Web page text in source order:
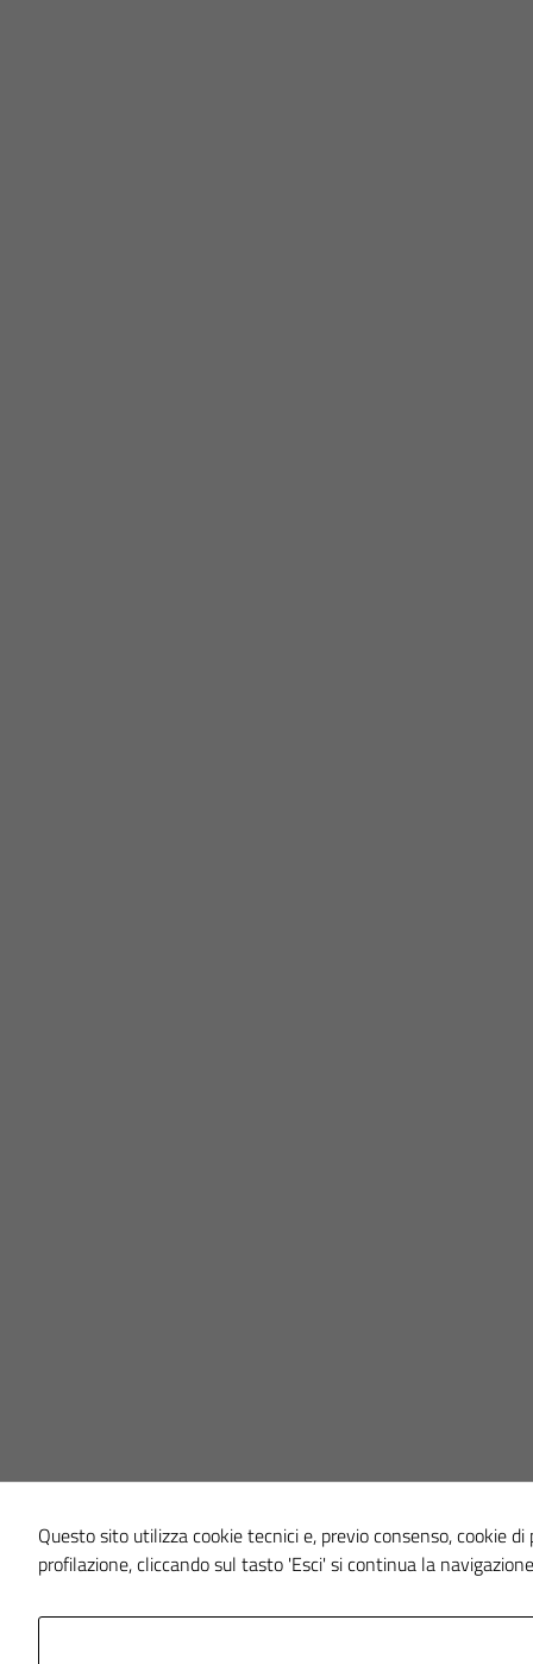
Questo sito utilizza cookie tecnici e, previo consenso, cookie
profilazione, cliccando sul tasto 'Esci' si continua la